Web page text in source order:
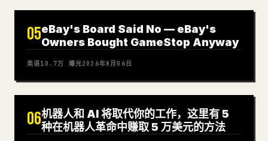
05eBay's Board Said No — eBay's
Owners Bought GameStop Anyway
英语10.7万 曝光2026年8月06日
06机器人和 AI 将取代你的工作，这里有 5
种在机器人革命中赚取 5 万美元的方法